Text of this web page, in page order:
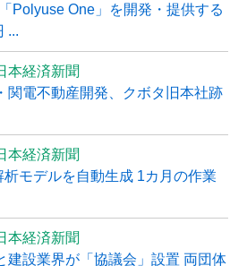
Polyuse One」を開発・提供する
...
本経済新聞
関電不動産開発、クボタ旧本社跡
本経済新聞
モデルを自動生成 1カ月の作業
本経済新聞
建設業界が「協議会」設置 両団体